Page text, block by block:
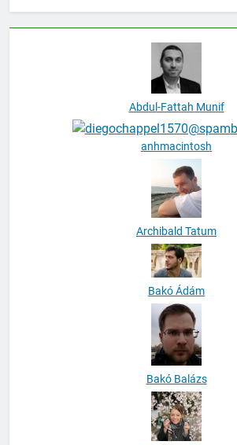
Abdul-Fattah Munif
anhmacintosh
Archibald Tatum
Bakó Ádám
Bakó Balázs